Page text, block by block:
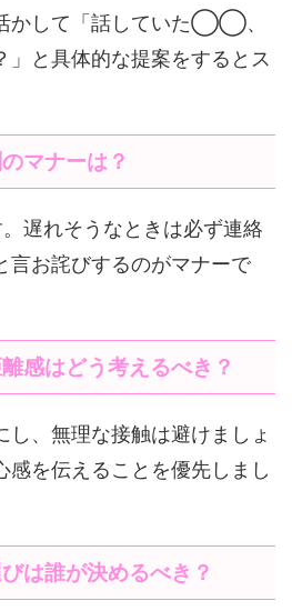
かして「話していた◯◯、
」と具体的な提案をするとス
マナーは？
遅れそうなときは必ず連絡
言お詫びするのがマナーで
感はどう考えるべき？
し、無理な接触は避けましょ
感を伝えることを優先しまし
は誰が決めるべき？